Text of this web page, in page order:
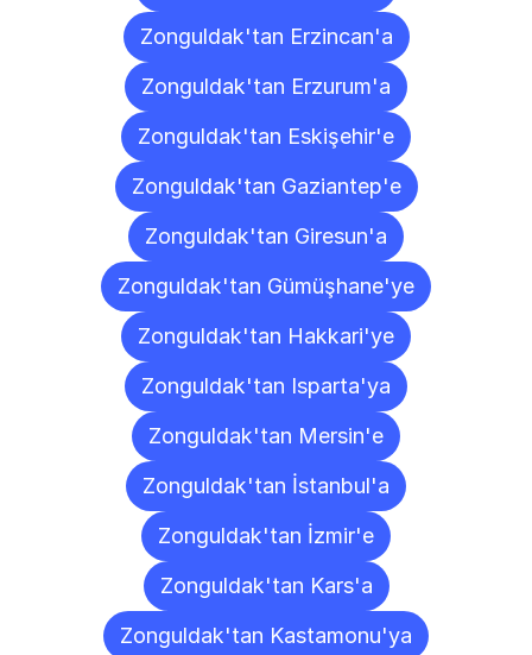
Zonguldak'tan Erzincan'a
Zonguldak'tan Erzurum'a
Zonguldak'tan Eskişehir'e
Zonguldak'tan Gaziantep'e
Zonguldak'tan Giresun'a
Zonguldak'tan Gümüşhane'ye
Zonguldak'tan Hakkari'ye
Zonguldak'tan Isparta'ya
Zonguldak'tan Mersin'e
Zonguldak'tan İstanbul'a
Zonguldak'tan İzmir'e
Zonguldak'tan Kars'a
Zonguldak'tan Kastamonu'ya